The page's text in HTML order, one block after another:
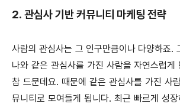
2. 관심사 기반 커뮤니티 마케팅 전략
사람의 관심사는 그 인구만큼이나 다양하죠.
나와 같은 관심사를 가진 사람을 자연스럽게
참 드문데요. 때문에 같은 관심사를 가진 사
뮤니티로 모여들게 됩니다. 최근 빠르게 성